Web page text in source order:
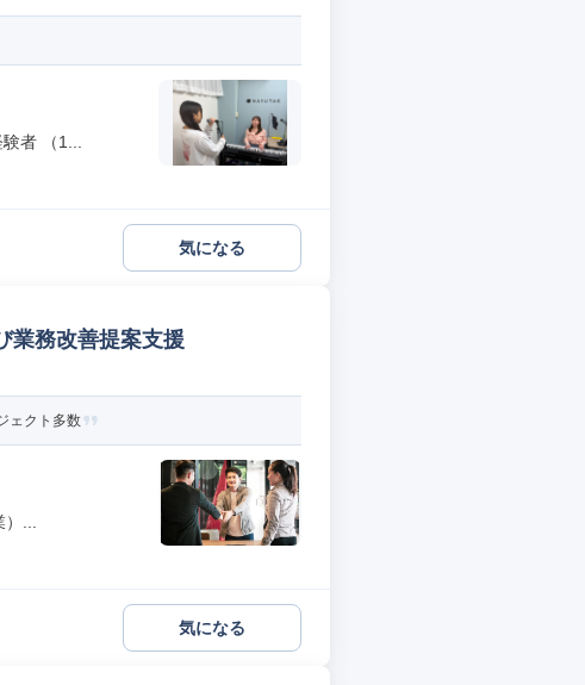
者 （1...
気になる
業務改善提案支援
ェクト多数
...
気になる